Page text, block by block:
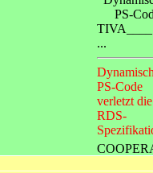
PS-
TIVA____
...
PS-Code
verletzt die
RDS-